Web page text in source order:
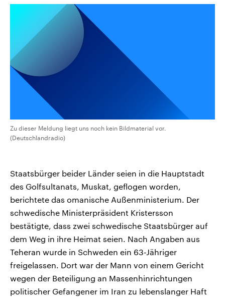
und Hintergründe zu den Parteien
und Kandidaten der anstehenden
Sendungen Programm Podcasts
Audio-Archiv
Zu dieser Meldung liegt uns noch kein Bildmaterial vor.
(Deutschlandradio)
Staatsbürger beider Länder seien in die Hauptstadt
des Golfsultanats, Muskat, geflogen worden,
berichtete das omanische Außenministerium. Der
schwedische Ministerpräsident Kristersson
bestätigte, dass zwei schwedische Staatsbürger auf
dem Weg in ihre Heimat seien. Nach Angaben aus
Teheran wurde in Schweden ein 63-Jähriger
freigelassen. Dort war der Mann von einem Gericht
wegen der Beteiligung an Massenhinrichtungen
politischer Gefangener im Iran zu lebenslanger Haft